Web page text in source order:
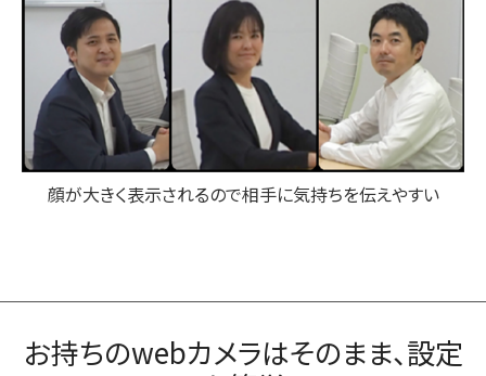
顔が大きく表示されるので相手に気持ちを伝えやすい
お持ちのwebカメラはそのまま、設定